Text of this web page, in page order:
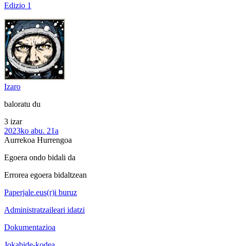
Edizio 1
Izaro
baloratu du
3 izar
2023ko abu. 21a
Aurrekoa Hurrengoa
Egoera ondo bidali da
Errorea egoera bidaltzean
Paperjale.eus(r)i buruz
Administratzaileari idatzi
Dokumentazioa